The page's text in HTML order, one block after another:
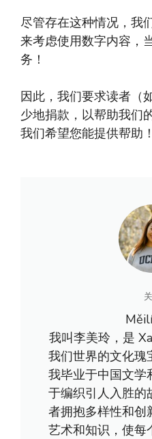
尽管存在这种情况，我
来考虑使用数字内容，
务！
因此，我们要求读者（
少地捐款，以帮助我们
我们希望您能提供帮助！
我叫李美玲，是
我们世界的文化瑰
我毕业于中国文学
于编织引人入胜的
者拥抱多样性和创
艺术和知识，使每